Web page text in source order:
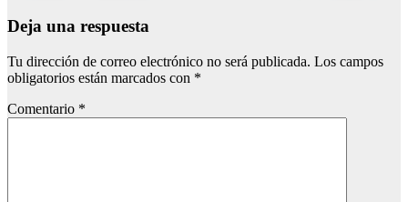
Deja una respuesta
Tu dirección de correo electrónico no será publicada. Los campos
obligatorios están marcados con *
Comentario *